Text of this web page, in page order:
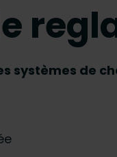
systèmes de